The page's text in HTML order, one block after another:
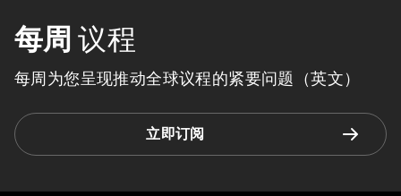
每周 议程
每周为您呈现推动全球议程的紧要问题（英文）
立即订阅